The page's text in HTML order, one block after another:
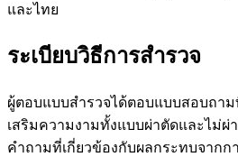
และไทย
ระเบียบวิธีการสำรวจ
ผู้ตอบแบบสำรวจได้ตอบแบบสอบถาม
เสริมความงามทั้งแบบผ่าตัดและไม่ผ่
คำถามที่เกี่ยวข้องกับผลกระทบจากก